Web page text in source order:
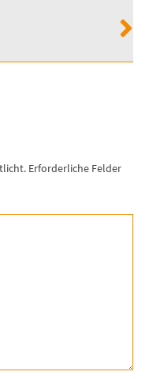
Erforderliche Felder